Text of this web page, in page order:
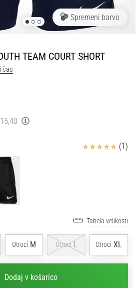
Spremeni barvo
TEAM COURT SHORT
čas
Ocena izdelka(1)
Tabela velikosti
Otroci M Otroci L Otroci XL
Dodaj v košarico